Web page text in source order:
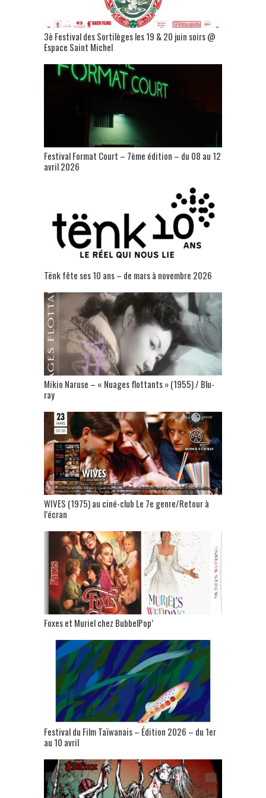
3è Festival des Sortilèges les 19 & 20 juin soirs @
Espace Saint Michel
Festival Format Court – 7ème édition – du 08 au 12
avril 2026
Tënk fête ses 10 ans – de mars à novembre 2026
Mikio Naruse – « Nuages flottants » (1955) / Blu-
ray
WIVES (1975) au ciné-club Le 7e genre/Retour à
l’écran
Foxes et Muriel chez BubbelPop’
Festival du Film Taïwanais – Édition 2026 – du 1er
au 10 avril